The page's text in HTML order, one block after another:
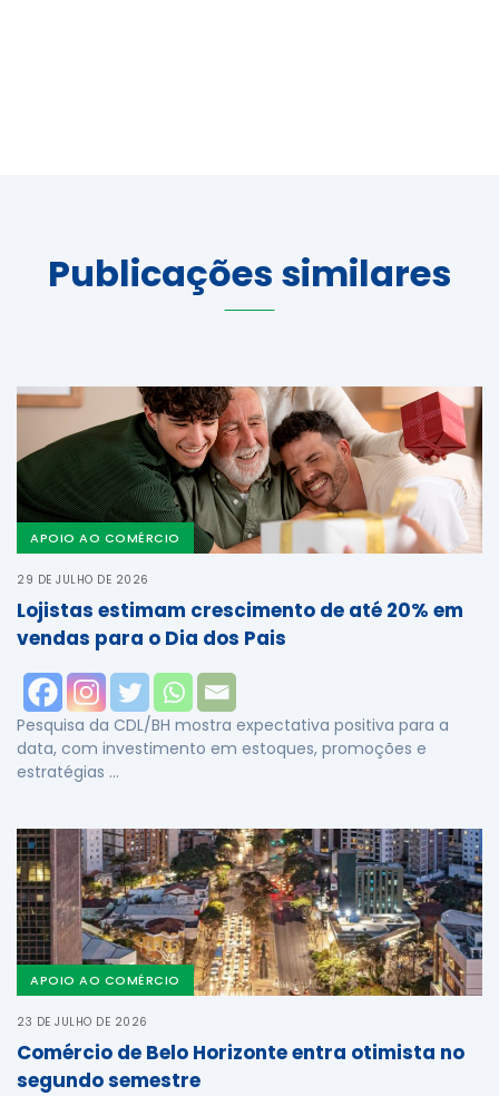
Publicações similares
APOIO AO COMÉRCIO
29 DE JULHO DE 2026
Lojistas estimam crescimento de até 20% em
vendas para o Dia dos Pais
Pesquisa da CDL/BH mostra expectativa positiva para a
data, com investimento em estoques, promoções e
estratégias …
APOIO AO COMÉRCIO
23 DE JULHO DE 2026
Comércio de Belo Horizonte entra otimista no
segundo semestre